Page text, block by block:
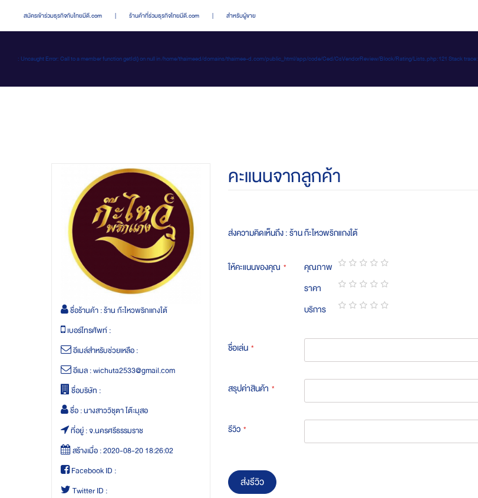
สมัครเข้าร่วมธุรกิจกับไทยมีดี.com | ร้านค้าที่ร่วมธุรกิจไทยมีดี.com | สำหรับผู้ขาย
: Uncaught Error: Call to a member function getId() on null in /home/thaimeed/domains/thaimee-d.com/public_html/app/code/Ced/CsVendorReview/Block/Rating/Lists.php:121 Stack
ชื่อร้านค้า :ร้าน ก๊ะไหวพริกแกงใต้
เบอร์โทรศัพท์ :
อีเมล์สำหรับช่วยเหลือ :
อีเมล :wichuta2533@gmail.com
ชื่อบริษัท :
ชื่อ :นางสาววิชุตา โต๊ะมุสอ
ที่อยู่ :จ.นครศรีธรรมราช
สร้างเมื่อ :2020-08-20 18:26:02
Facebook ID :
Twitter ID :
คะแนนจากลูกค้า
ส่งความคิดเห็นถึง : ร้าน ก๊ะไหวพริกแกงใต้
ให้คะแนนของคุณ คุณภาพ
1
star
2
stars
3
stars
4
stars
5
stars
ราคา
1
star
2
stars
3
stars
4
stars
5
stars
บริการ
ชื่อเล่น
สรุปค่าสินค้า
รีวิว
ส่งรีวิว